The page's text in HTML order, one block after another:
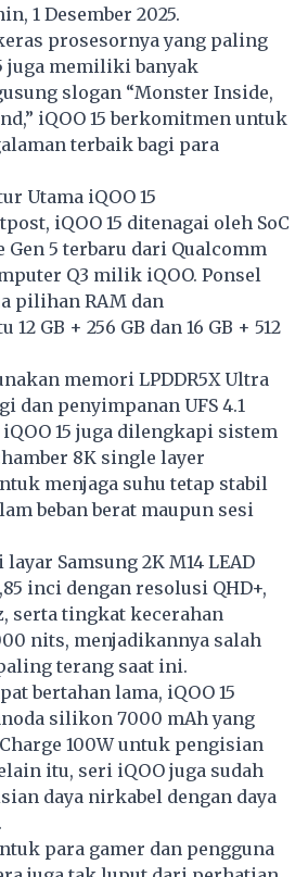
1 Desember 2025.
prosesornya yang paling
juga memiliki banyak
slogan “Monster Inside,
iQOO 15 berkomitmen untuk
terbaik bagi para
Utama iQOO 15
iQOO 15 ditenagai oleh SoC
Gen 5 terbaru dari Qualcomm
Q3 milik iQOO. Ponsel
pilihan RAM dan
GB + 256 GB dan 16 GB + 512
memori LPDDR5X Ultra
dan penyimpanan UFS 4.1
15 juga dilengkapi sistem
8K single layer
menjaga suhu tetap stabil
beban berat maupun sesi
Samsung 2K M14 LEAD
inci dengan resolusi QHD+,
serta tingkat kecerahan
nits, menjadikannya salah
terang saat ini.
bertahan lama, iQOO 15
silikon 7000 mAh yang
100W untuk pengisian
itu, seri iQOO juga sudah
daya nirkabel dengan daya
para gamer dan pengguna